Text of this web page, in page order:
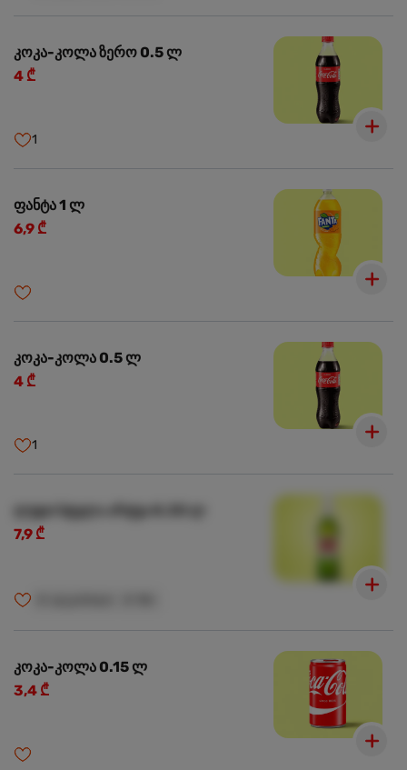
კოკა-კოლა ზერო 0.5 ლ
4 ₾
1
ფანტა 1 ლ
6,9 ₾
კოკა-კოლა 0.5 ლ
4 ₾
1
ლუდი სტელა არტუა 0.33 ლ
7,9 ₾
კოკა-კოლა 0.15 ლ
3,4 ₾